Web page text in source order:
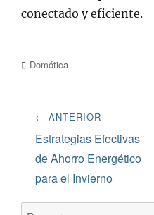
conectado y eficiente.
Categorías
Domótica
Navegación
de
entradas
← ANTERIOR
Entrada
anterior:
Estrategias Efectivas
de Ahorro Energético
para el Invierno